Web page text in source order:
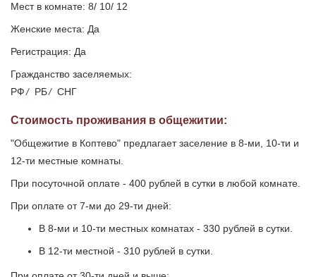
Мест в комнате: 8/ 10/ 12
Женские места: Да
Регистрация: Да
Гражданство заселяемых:
РФ/ РБ/ СНГ
Стоимость проживания в общежитии:
"Общежитие в Коптево" предлагает заселение в 8-ми, 10-ти и
12-ти местные комнаты.
При посуточной оплате - 400 рублей в сутки в любой комнате.
При оплате от 7-ми до 29-ти дней:
В 8-ми и 10-ти местных комнатах - 330 рублей в сутки.
В 12-ти местной - 310 рублей в сутки.